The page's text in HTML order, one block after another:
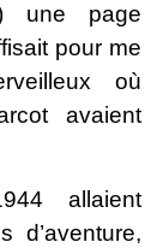
une page
pour me
où
avaient
allaient
d’aventure,